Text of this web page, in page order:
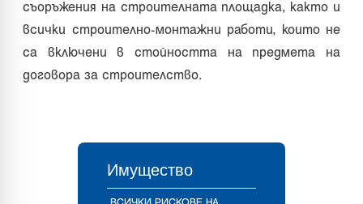
съоръжения на строителната площадка, както и
всички строително-монтажни работи, които не
са включени в стойността на предмета на
договора за строителство.
Имущество